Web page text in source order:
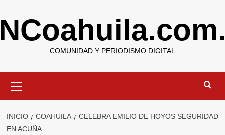
al
contenido
COMUNIDAD Y PERIODISMO DIGITAL
primario
INICIO COAHUILA
CELEBRA EMILIO DE HOYOS SEGURIDAD
EN ACUÑA